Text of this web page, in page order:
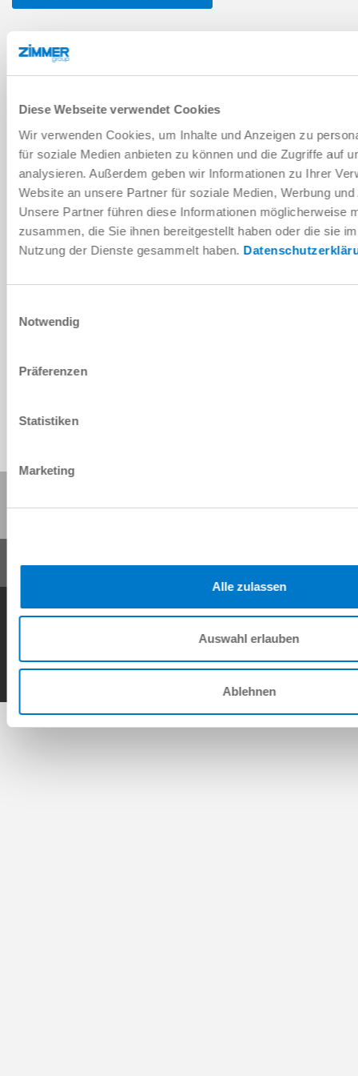
Diese Webseite verwendet Cookies
Wir verwenden Cookies, um Inhalte und Anzeigen zu
für soziale Medien anbieten zu können und die Zugriffe auf
analysieren. Außerdem geben wir Informationen zu Ihrer
Website an unsere Partner für soziale Medien, Werbung
Unsere Partner führen diese Informationen möglicherweise
zusammen, die Sie ihnen bereitgestellt haben oder die sie
Nutzung der Dienste gesammelt haben.
Notwendig
Präferenzen
Statistiken
Marketing
Alle zulassen
Auswahl erlauben
Ablehnen
TÉLÉCHARGEMENTS
Pièces détachées
Télécharger
Contact
Copyright © ZIMMER GROUP 2026